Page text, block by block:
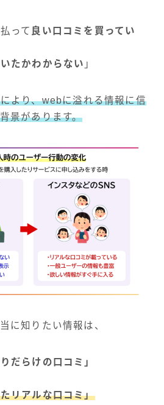
って 良い口コミを買ってい
たかわからない 」
より、webに溢れる情報に信
景があります。
に知りたい情報は、
だらけの口コミ」
リアルな口コミ」